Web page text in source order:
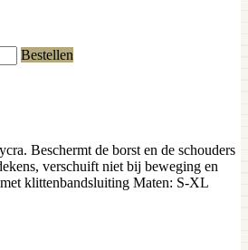
Bestellen
Beschermt de borst en de schouders
verschuift niet bij beweging en
klittenbandsluiting Maten: S-XL